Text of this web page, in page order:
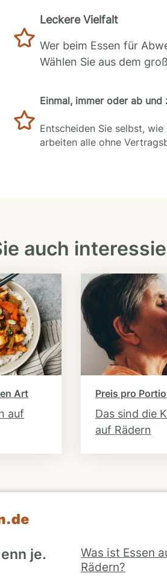
Leckere Vielfalt
Wer beim Essen für
Wählen Sie aus dem
Einmal, immer oder ab und
Entscheiden Sie selbst,
arbeiten alle ohne
auch
Art
auf
Preis pro
Das sind die
auf Rädern
je.
Was ist Essen
Rädern?